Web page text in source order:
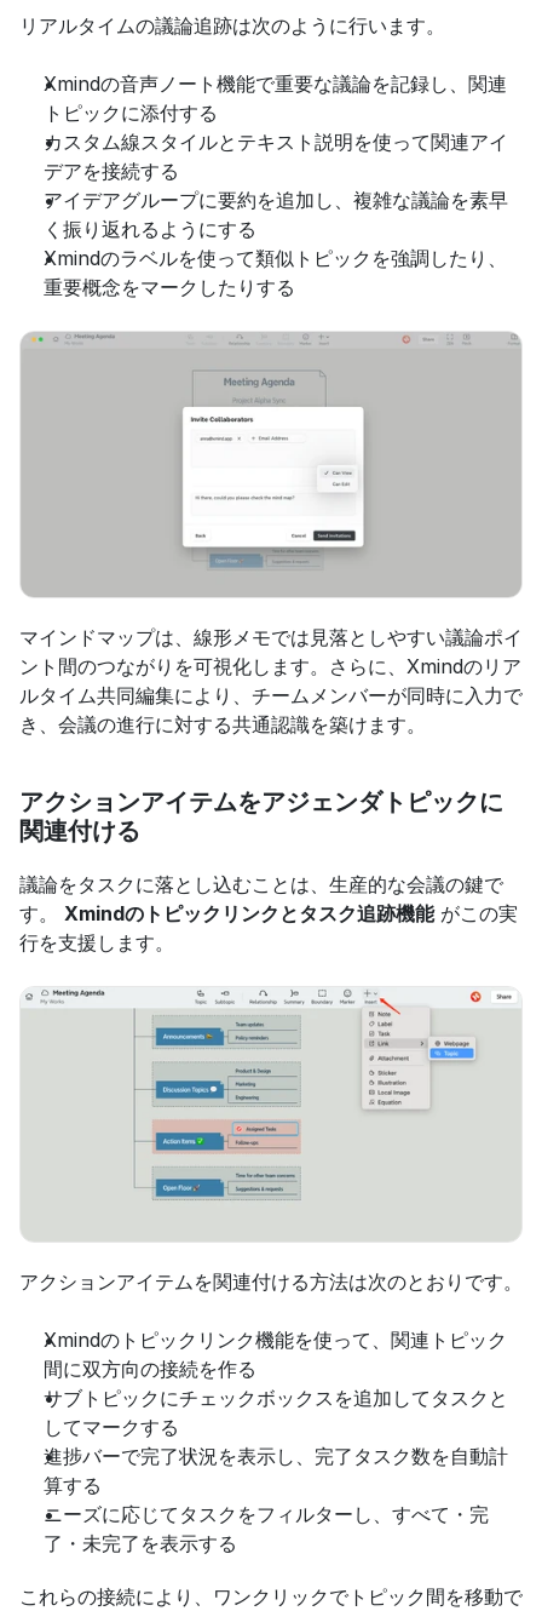
リアルタイムの議論追跡は次のように行います。
Xmindの音声ノート機能で重要な議論を記録し、関連
トピックに添付する
カスタム線スタイルとテキスト説明を使って関連アイ
デアを接続する
アイデアグループに要約を追加し、複雑な議論を素早
く振り返れるようにする
Xmindのラベルを使って類似トピックを強調したり、
重要概念をマークしたりする
マインドマップは、線形メモでは見落としやすい議論ポイ
ント間のつながりを可視化します。さらに、Xmindのリア
ルタイム共同編集により、チームメンバーが同時に入力で
き、会議の進行に対する共通認識を築けます。
アクションアイテムをアジェンダトピックに
関連付ける
議論をタスクに落とし込むことは、生産的な会議の鍵で
す。 Xmindのトピックリンクとタスク追跡機能 がこの実
行を支援します。
アクションアイテムを関連付ける方法は次のとおりです。
Xmindのトピックリンク機能を使って、関連トピック
間に双方向の接続を作る
サブトピックにチェックボックスを追加してタスクと
してマークする
進捗バーで完了状況を表示し、完了タスク数を自動計
算する
ニーズに応じてタスクをフィルターし、すべて・完
了・未完了を表示する
これらの接続により、ワンクリックでトピック間を移動で